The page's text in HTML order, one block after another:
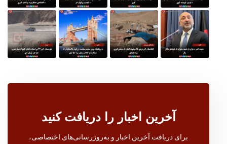
آخرین اخبار را دریافت کنید
برای دریافت آخرین اخبار و به‌روزرسانی‌های اختصاصی،